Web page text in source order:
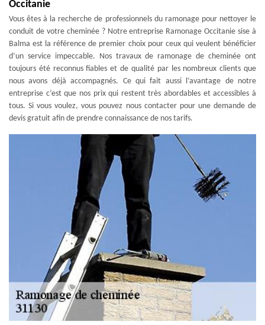
Occitanie
Vous êtes à la recherche de professionnels du ramonage pour nettoyer le
conduit de votre cheminée ? Notre entreprise Ramonage Occitanie sise à
Balma est la référence de premier choix pour ceux qui veulent bénéficier
d’un service impeccable. Nos travaux de ramonage de cheminée ont
toujours été reconnus fiables et de qualité par les nombreux clients que
nous avons déjà accompagnés. Ce qui fait aussi l’avantage de notre
entreprise c’est que nos prix qui restent très abordables et accessibles à
tous. Si vous voulez, vous pouvez nous contacter pour une demande de
devis gratuit afin de prendre connaissance de nos tarifs.